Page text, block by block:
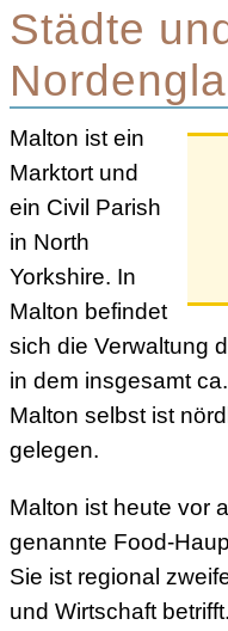
Städte
Malton ist ein
Marktort und
ein Civil Parish
in North
Yorkshire. In
Malton befindet
sich die Verwaltung
in dem insgesamt
Malton selbst ist
gelegen.
Malton ist heute vor
genannte Food-
Sie ist regional
und Wirtschaft